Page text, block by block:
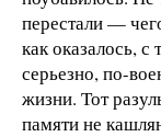
перестали —
как оказалось,
серьезно, по-
жизни. Тот
памяти не